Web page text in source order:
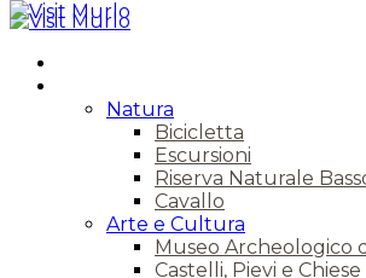
Natura
Bicicletta
Escursioni
Riserva Naturale
Cavallo
Arte e Cultura
Museo Archeologico
Castelli, Pievi e Chiese